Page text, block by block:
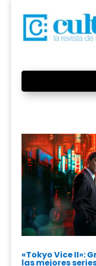
«Tokyo Vice II»:
las mejores